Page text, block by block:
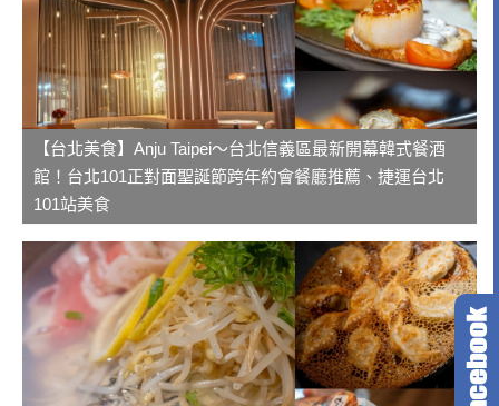
【台北美食】Anju Taipei～台北信義區最新開幕韓式餐酒
館！台北101正對面聖誕節跨年約會餐廳推薦、捷運台北
101站美食